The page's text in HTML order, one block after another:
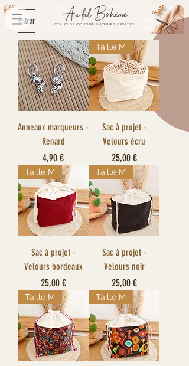
COURS DE COUTURE & ATELIERS CRÉATIFS
Filtrer
Anneaux marqueurs -
Renard
Prix
4,90 €
Taille M
Sac à projet -
Velours écru
Prix
25,00 €
Taille M
Sac à projet -
Velours bordeaux
Prix
25,00 €
Taille M
Sac à projet -
Velours noir
Prix
25,00 €
Taille M Taille M